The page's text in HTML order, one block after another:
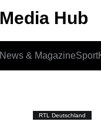
Media Hub
News & MagazineSport
RTL Deutschland